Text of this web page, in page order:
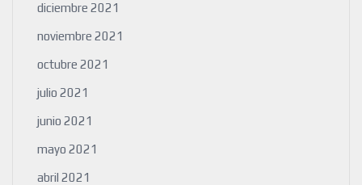
diciembre 2021
noviembre 2021
octubre 2021
julio 2021
junio 2021
mayo 2021
abril 2021